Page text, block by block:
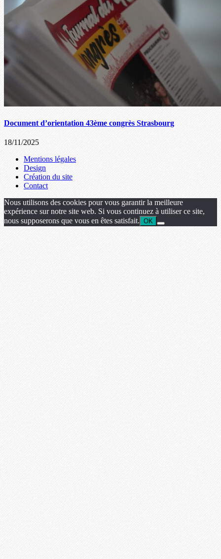
Document d’orientation 43ème congrès Strasbourg
18/11/2025
Mentions légales
Design
Création du site
Contact
Nous utilisons des cookies pour vous garantir la meilleure
expérience sur notre site web. Si vous continuez à utiliser ce site,
nous supposerons que vous en êtes satisfait. OK